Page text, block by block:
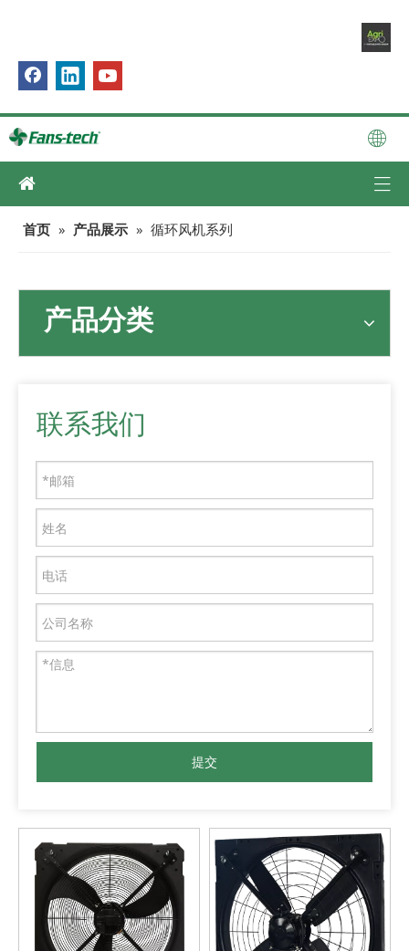
首页 » 产品展示 » 循环风机系列
产品分类
联系我们
提交